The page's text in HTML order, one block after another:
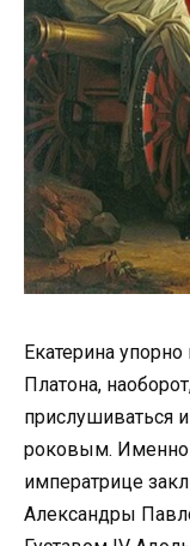
Екатерина
Платона,
прислушиваться
роковым. Именно
императрице
Александры